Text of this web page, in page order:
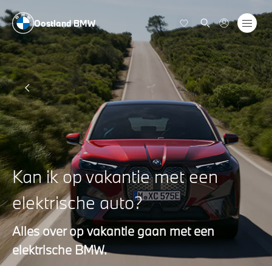
Oostland BMW
Kan ik op vakantie met een
elektrische auto?
Alles over op vakantie gaan met een
elektrische BMW.